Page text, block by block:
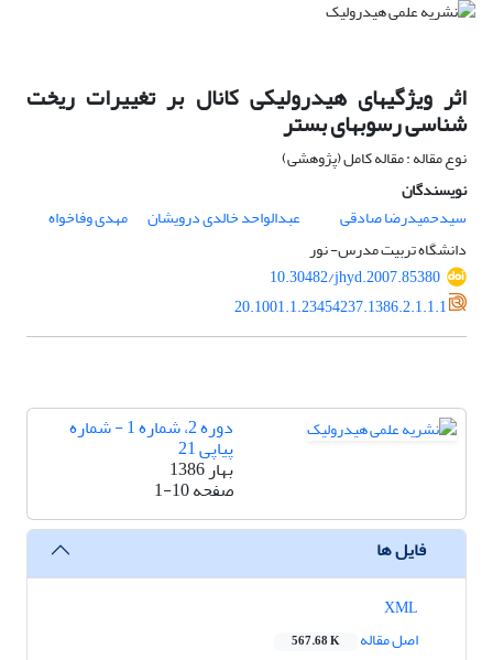
اثر ویژگیهای هیدرولیکی کانال بر تغییرات ریخت
شناسی رسوبهای بستر
نوع مقاله : مقاله کامل (پژوهشی)
نویسندگان
سیدحمیدرضا صادقی
عبدالواحد خالدی درویشان
مهدی وفاخواه
دانشگاه تربیت مدرس- نور
10.30482/jhyd.2007.85380
20.1001.1.23454237.1386.2.1.1.1
دوره 2، شماره 1 - شماره
پیاپی 21
بهار 1386
صفحه1-10
فایل ها
اصل مقاله
567.68 K